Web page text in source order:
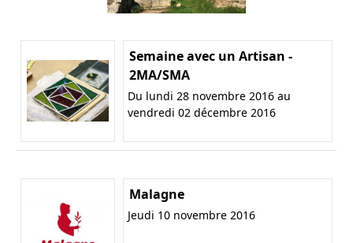
Semaine avec un Artisan -
2MA/SMA
Du lundi 28 novembre 2016 au
vendredi 02 décembre 2016
Malagne
Jeudi 10 novembre 2016